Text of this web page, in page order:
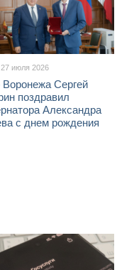
27 июля 2026
Сергей
поздравил
Александра
с днем рождения